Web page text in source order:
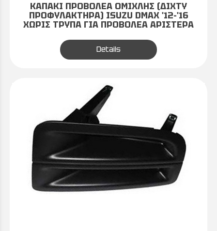
ΚΑΠΑΚΙ ΠΡΟΒΟΛΕΑ ΟΜΙΧΛΗΣ (ΔΙΧΤΥ
ΠΡΟΦΥΛΑΚΤΗΡΑ) ISUZU DMAX '12-'16
ΧΩΡΙΣ ΤΡΥΠΑ ΓΙΑ ΠΡΟΒΟΛΕΑ ΑΡΙΣΤΕΡΑ
Details